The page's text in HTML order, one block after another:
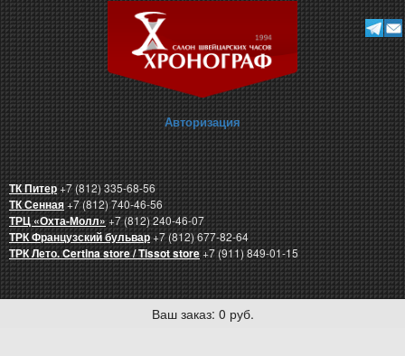
Авторизация
ТК Питер+7 (812) 335-68-56
ТК Сенная+7 (812) 740-46-56
ТРЦ «Охта-Молл»+7 (812) 240-46-07
ТРК Французский бульвар+7 (812) 677-82-64
ТРК Лето. Certina store / Tissot store+7 (911) 849-01-15
Ваш заказ: 0 руб.